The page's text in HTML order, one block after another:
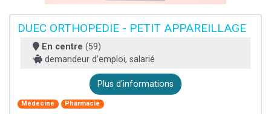
DUEC ORTHOPEDIE - PETIT APPAREILLAGE
En centre (59)
demandeur d’emploi, salarié
Plus d'informations
Médecine Pharmacie